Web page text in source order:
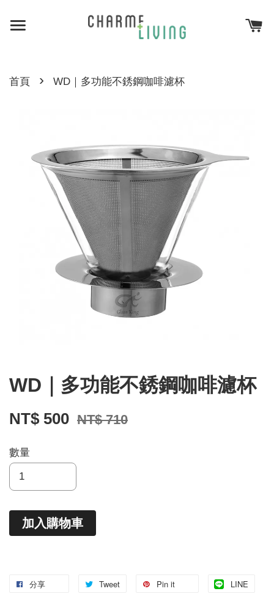
首頁 › WD｜多功能不銹鋼咖啡濾杯
WD｜多功能不銹鋼咖啡濾杯
NT$ 500 NT$ 710
數量
加入購物車
分享 Tweet Pin it LINE